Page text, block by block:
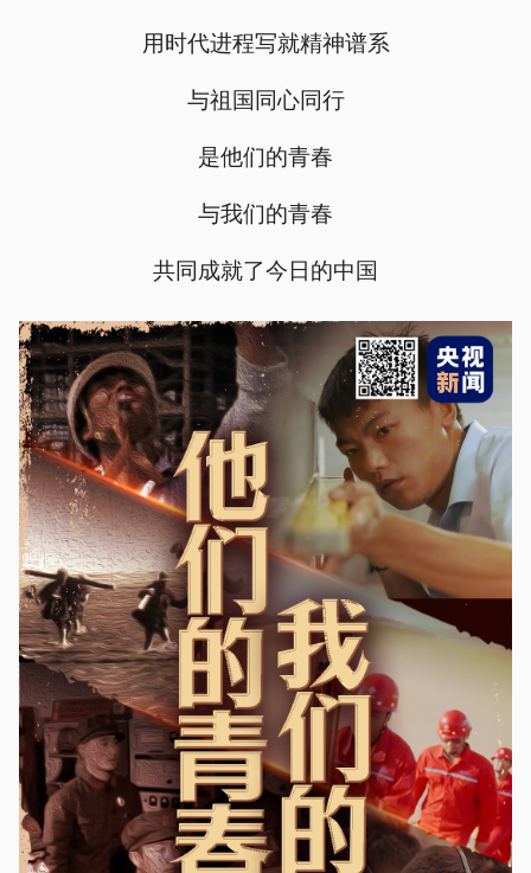
用时代进程写就精神谱系
与祖国同心同行
是他们的青春
与我们的青春
共同成就了今日的中国